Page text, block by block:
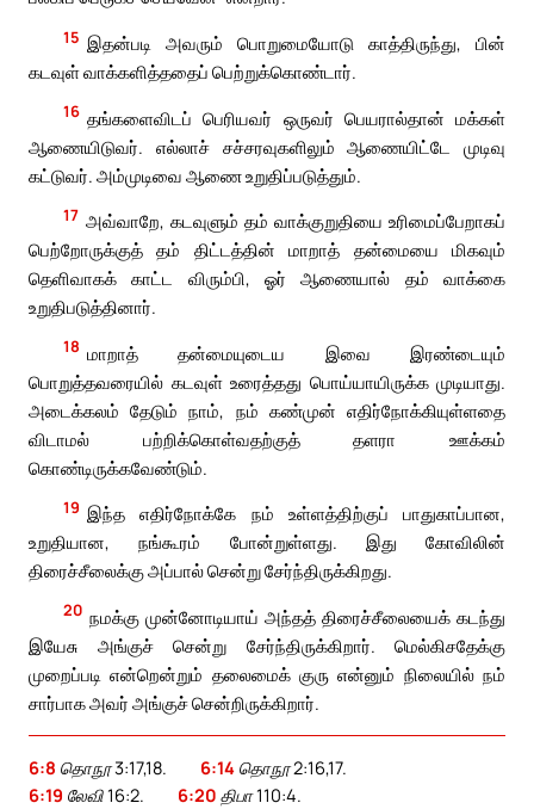
15 இதன்படி அவரும் பொறுமையோடு காத்திருந்து, பின்
கடவுள் வாக்களித்ததைப் பெற்றுக்கொண்டார்.
16 தங்களைவிடப் பெரியவர் ஒருவர் பெயரால்தான் மக்கள்
ஆணையிடுவர். எல்லாச் சச்சரவுகளிலும் ஆணையிட்டே முடிவு
கட்டுவர். அம்முடிவை ஆணை உறுதிப்படுத்தும்.
17 அவ்வாறே, கடவுளும் தம் வாக்குறுதியை உரிமைப்பேறாகப்
பெற்றோருக்குத் தம் திட்டத்தின் மாறாத் தன்மையை மிகவும்
தெளிவாகக் காட்ட விரும்பி, ஓர் ஆணையால் தம் வாக்கை
உறுதிபடுத்தினார்.
18 மாறாத் தன்மையுடைய இவை இரண்டையும்
பொறுத்தவரையில் கடவுள் உரைத்தது பொய்யாயிருக்க முடியாது.
அடைக்கலம் தேடும் நாம், நம் கண்முன் எதிர்நோக்கியுள்ளதை
விடாமல் பற்றிக்கொள்வதற்குத் தளரா ஊக்கம்
கொண்டிருக்கவேண்டும்.
19 இந்த எதிர்நோக்கே நம் உள்ளத்திற்குப் பாதுகாப்பான,
உறுதியான, நங்கூரம் போன்றுள்ளது. இது கோவிலின்
திரைச்சீலைக்கு அப்பால் சென்று சேர்ந்திருக்கிறது.
20 நமக்கு முன்னோடியாய் அந்தத் திரைச்சீலையைக் கடந்து
இயேசு அங்குச் சென்று சேர்ந்திருக்கிறார். மெல்கிசதேக்கு
முறைப்படி என்றென்றும் தலைமைக் குரு என்னும் நிலையில் நம்
சார்பாக அவர் அங்குச் சென்றிருக்கிறார்.
6:8 தொநூ 3:17,18. 6:14 தொநூ 2:16,17.
6:19 லேவி 16:2. 6:20 திபா 110:4.